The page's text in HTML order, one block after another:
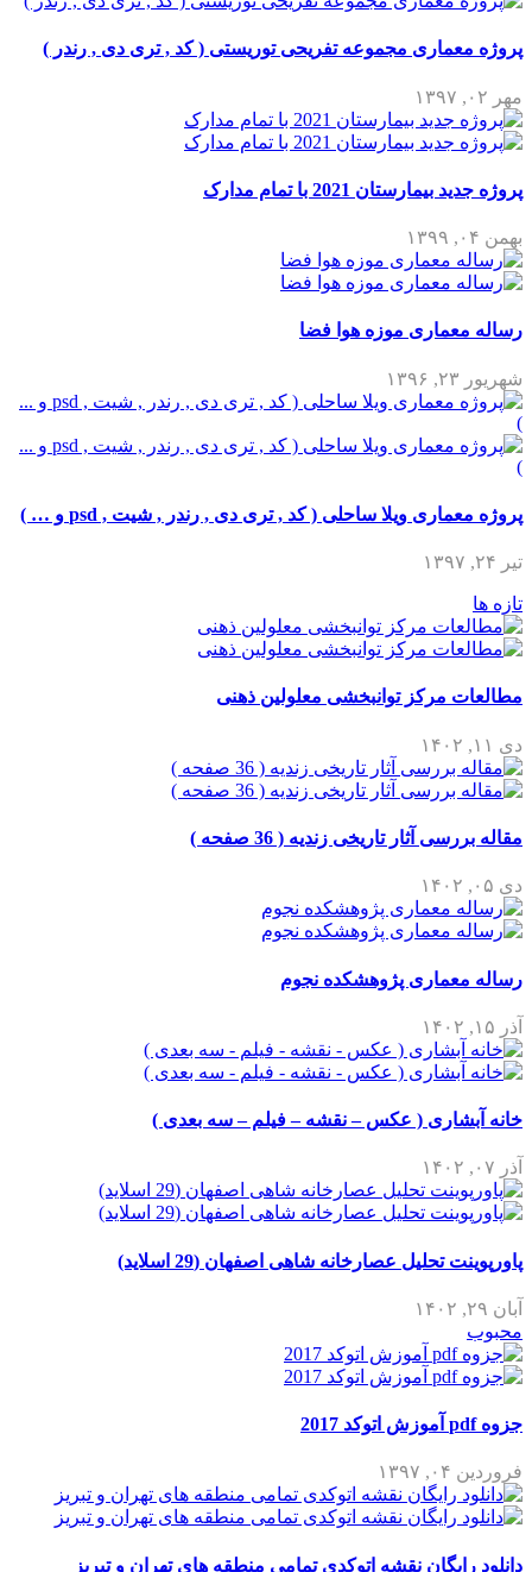
پروژه معماری مجموعه تفریحی توریستی ( کد , تری دی , رندر )
مهر ۰۲, ۱۳۹۷
پروژه جدید بیمارستان 2021 با تمام مدارک
بهمن ۰۴, ۱۳۹۹
رساله معماری موزه هوا فضا
شهریور ۲۳, ۱۳۹۶
پروژه معماری ویلا ساحلی ( کد , تری دی , رندر , شیت , psd و … )
تیر ۲۴, ۱۳۹۷
تازه ها
مطالعات مرکز توانبخشی معلولین ذهنی
دی ۱۱, ۱۴۰۲
مقاله بررسی آثار تاریخی زندیه ( 36 صفحه )
دی ۰۵, ۱۴۰۲
رساله معماری پژوهشکده نجوم
آذر ۱۵, ۱۴۰۲
خانه آبشاری ( عکس – نقشه – فیلم – سه بعدی )
آذر ۰۷, ۱۴۰۲
پاورپوینت تحلیل عصارخانه شاهی اصفهان (29 اسلاید)
آبان ۲۹, ۱۴۰۲
محبوب
جزوه pdf آموزش اتوکد 2017
فروردین ۰۴, ۱۳۹۷
دانلود رایگان نقشه اتوکدی تمامی منطقه های تهران و تبریز